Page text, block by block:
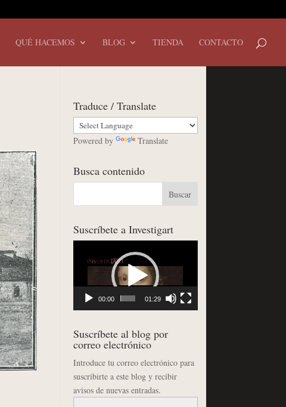
QUÉ HACEMOS BLOG TIENDA CONTACTO
Traduce / Translate
Powered by Translate
Busca contenido
Suscríbete a Investigart
00:00 01:29
Suscríbete al blog por
correo electrónico
Introduce tu correo electrónico para
suscribirte a este blog y recibir
avisos de nuevas entradas.